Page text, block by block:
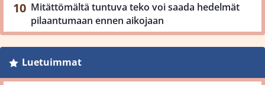
Mitättömältä tuntuva teko voi saada hedelmät
pilaantumaan ennen aikojaan
Luetuimmat